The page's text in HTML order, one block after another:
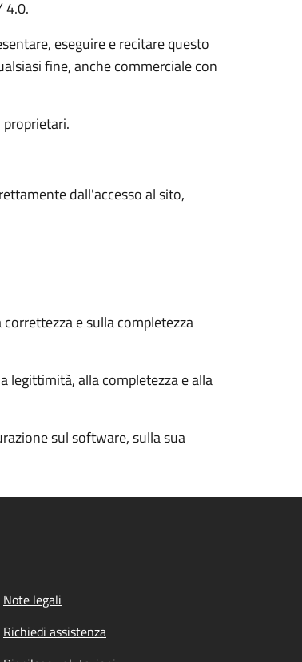
4.0.
eseguire e recitare questo
fine, anche commerciale con
dall'accesso al sito,
e sulla completezza
legittimità, alla completezza e alla
sul software, sulla sua
Note legali
Richiedi assistenza